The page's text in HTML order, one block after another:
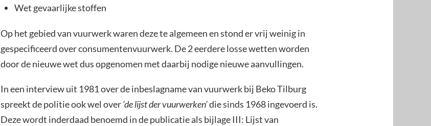
Wet gevaarlijke stoffen
Op het gebied van vuurwerk waren deze te algemeen en stond er vrij weinig in
gespecificeerd over consumentenvuurwerk. De 2 eerdere losse wetten worden
door de nieuwe wet dus opgenomen met daarbij nodige nieuwe aanvullingen.
In een interview uit 1981 over de inbeslagname van vuurwerk bij Beko Tilburg
spreekt de politie ook wel over‘de lijst der vuurwerken’die sinds 1968 ingevoerd is.
Deze wordt inderdaad benoemd in de publicatie als bijlage III: Lijst van